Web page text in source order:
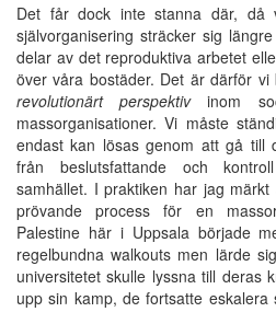
Det får dock inte stanna där,
självorganisering sträcker sig
delar av det reproduktiva arbetet
över våra bostäder. Det är därför
revolutionärt perspektivinom
massorganisationer. Vi måste
endast kan lösas genom att gå till
från beslutsfattande och
samhället. I praktiken har jag
prövande process för en
Palestine här i Uppsala började
regelbundna walkouts men lärde
universitetet skulle lyssna till deras
upp sin kamp, de fortsatte